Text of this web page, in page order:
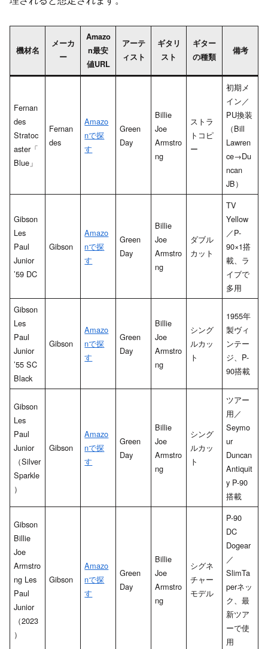
機材名
メーカ
ー
Amazo
n最安
値URL
アーテ
ィスト
ギタリ
スト
ギター
の種類
備考
Fernan
des
Stratoc
aster「
Blue」
Fernan
des
Amazo
nで探
す
Green
Day
Billie
Joe
Armstro
ng
ストラ
トコピ
ー
初期メ
イン／
PU換装
（Bill
Lawren
ce→Du
ncan
JB）
Gibson
Les
Paul
Junior
’59 DC
Gibson
Amazo
nで探
す
Green
Day
Billie
Joe
Armstro
ng
ダブル
カット
TV
Yellow
／P-
90×1搭
載、ラ
イブで
多用
Gibson
Les
Paul
Junior
’55 SC
Black
Gibson
Amazo
nで探
す
Green
Day
Billie
Joe
Armstro
ng
シング
ルカッ
ト
1955年
製ヴィ
ンテー
ジ、P-
90搭載
Gibson
Les
Paul
Junior
（Silver
Sparkle
）
Gibson
Amazo
nで探
す
Green
Day
Billie
Joe
Armstro
ng
シング
ルカッ
ト
ツアー
用／
Seymo
ur
Duncan
Antiquit
y P-90
搭載
Gibson
Billie
Joe
Armstro
ng Les
Paul
Junior
（2023
）
Gibson
Amazo
nで探
す
Green
Day
Billie
Joe
Armstro
ng
シグネ
チャー
モデル
P-90
DC
Dogear
／
SlimTa
perネッ
ク、最
新ツア
ーで使
用